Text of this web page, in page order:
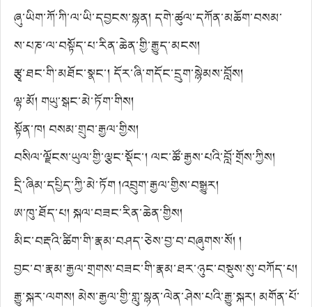
གྲུབ་ཀྱིས།
ཞུ་ཡིག་ཀོ་ཀི་ལ་ཡི་དབྱངས་སྙན། དགེ་ཚུལ་དཀོན་མཆོག་བསམ་
གཏན་གྱིས།
ས་པཎ་ལ་བསྟོད་པ་རིན་ཆེན་གྱི་རྒྱུད་མངས།
རྩྭ་ཐང་གི་མཐོང་སྣང་། དོར་ཞི་གདོང་དྲུག་སྙེམས་བློས།
ལྷ་མོ། གཡུ་སྒང་མེ་ཏོག་གིས།
སྟོན་ཁ། བསམ་གྲུབ་རྒྱལ་གྱིས།
བསིལ་ལྗོངས་ཡུལ་གྱི་ལྕང་སྡོང་། ལང་ཚོ་རྒྱས་པའི་བློ་གྲོས་ཀྱིས།
དྲི་ཞིམ་དཔྱིད་ཀྱི་མེ་ཏོག །འབྲུག་རྒྱལ་གྱིས་བསྒྱུར།
ཨ་ཁུ་ཐོད་པ། སྐལ་བཟང་རིན་ཆེན་གྱིས།
མིང་བརྡའི་ཚིག་གི་རྣམ་བཤད་ཅེས་བྱ་བ་བཞུགས་སོ། །
བྱང་བ་རྣམ་རྒྱལ་གྲགས་བཟང་གི་རྣམ་ཐར་ཉུང་བསྡུས་སུ་བཀོད་པ།
ཐུབ་བསྟན་གྱིས།
རྒྱུ་སྐར་ལགས། མེས་རྒྱལ་གྱི་གླུ་སྙན་ལེན་ཤེས་པའི་རྒྱུ་སྐར། མགོན་པོ་